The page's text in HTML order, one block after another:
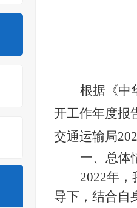
根据《中
开工作年度报
交通运输局
一、总体
2022年
导下，结合自